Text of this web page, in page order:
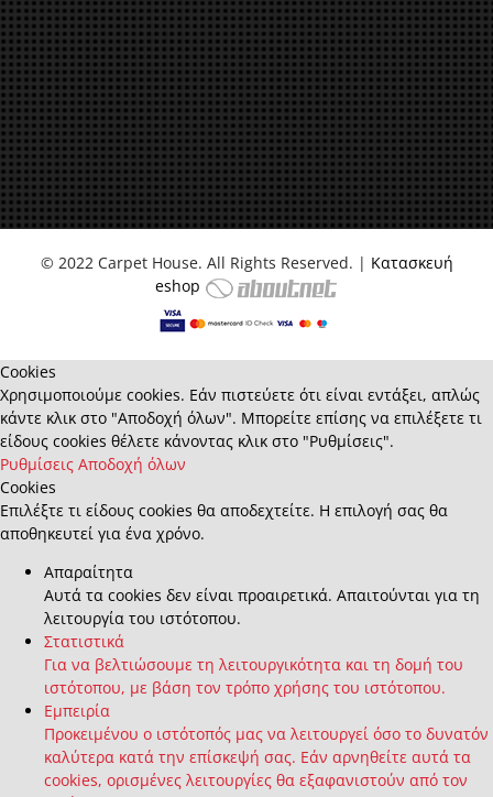
© 2022 Carpet House. All Rights Reserved. | Κατασκευή
eshop
Cookies
Χρησιμοποιούμε cookies. Εάν πιστεύετε ότι είναι εντάξει, απλώς
κάντε κλικ στο "Αποδοχή όλων". Μπορείτε επίσης να επιλέξετε τι
είδους cookies θέλετε κάνοντας κλικ στο "Ρυθμίσεις".
Ρυθμίσεις Αποδοχή όλων
Cookies
Επιλέξτε τι είδους cookies θα αποδεχτείτε. Η επιλογή σας θα
αποθηκευτεί για ένα χρόνο.
Απαραίτητα
Αυτά τα cookies δεν είναι προαιρετικά. Απαιτούνται για τη
λειτουργία του ιστότοπου.
Στατιστικά
Για να βελτιώσουμε τη λειτουργικότητα και τη δομή του
ιστότοπου, με βάση τον τρόπο χρήσης του ιστότοπου.
Εμπειρία
Προκειμένου ο ιστότοπός μας να λειτουργεί όσο το δυνατόν
καλύτερα κατά την επίσκεψή σας. Εάν αρνηθείτε αυτά τα
cookies, ορισμένες λειτουργίες θα εξαφανιστούν από τον